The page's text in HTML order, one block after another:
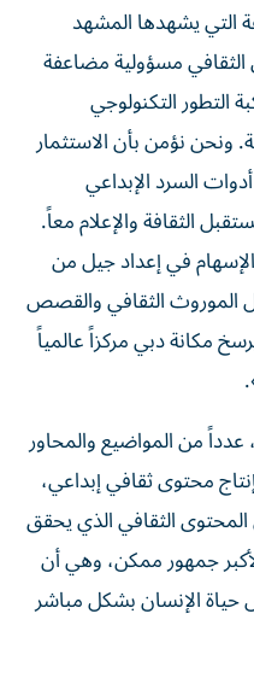
التي يشهدها المشهد
مسؤولية مضاعفة
التطور التكنولوجي
ونحن نؤمن بأن الاستثمار
السرد الإبداعي
الثقافة والإعلام معاً.
في إعداد جيل من
الموروث الثقافي والقصص
مكانة دبي مركزاً عالمياً
من المواضيع والمحاور
محتوى ثقافي إبداعي،
الثقافي الذي يحقق
جمهور ممكن، وهي أن
الإنسان بشكل مباشر